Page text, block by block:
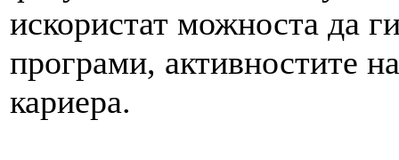
искористат можноста да
програми, активностите
кариера.